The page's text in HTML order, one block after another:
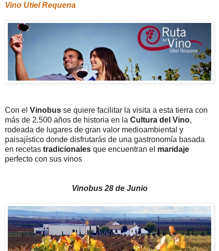
Vino Utiel Requena
Con el Vinobus se quiere facilitar la visita a esta tierra con
más de 2.500 años de historia en la Cultura del Vino,
rodeada de lugares de gran valor medioambiental y
paisajístico donde disfrutarás de una gastronomía basada
en recetas tradicionales que encuentran el maridaje
perfecto con sus vinos
Vinobus 28 de Junio